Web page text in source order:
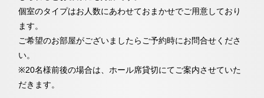
個室のタイプはお人数にあわせておまかせでご用意しており
ます。
ご希望のお部屋がございましたらご予約時にお問合せくださ
い。
※20名様前後の場合は、ホール席貸切にてご案内させていた
だきます。